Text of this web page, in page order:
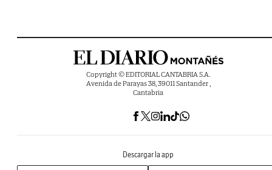
Copyright © EDITORIAL CANTABRIA S.A.
Avenida de Parayas 38, 39011 Santander ,
Cantabria
Descargar la app